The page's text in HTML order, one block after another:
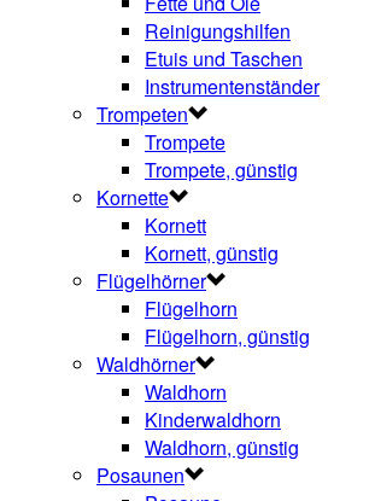
Reinigungshilfen
Etuis und Taschen
Instrumentenständer
Trompeten
Trompete
Trompete, günstig
Kornette
Kornett
Kornett, günstig
Flügelhörner
Flügelhorn
Flügelhorn, günstig
Waldhörner
Waldhorn
Kinderwaldhorn
Waldhorn, günstig
Posaunen